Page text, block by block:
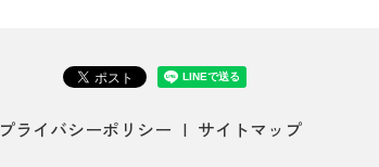
プライバシーポリシー サイトマップ